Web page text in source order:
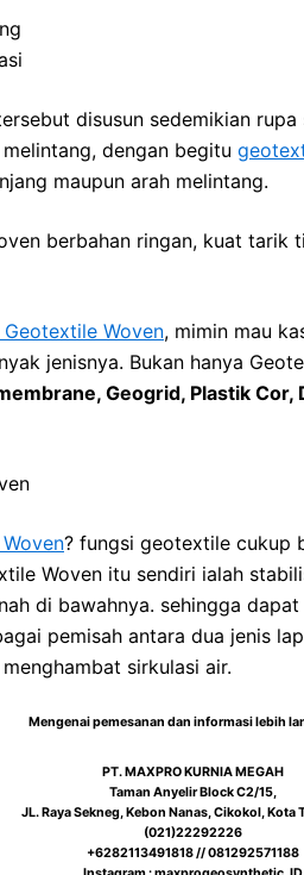
disusun sedemikian
dengan begitu
maupun arah melintang.
berbahan ringan, kuat tarik
Geotextile Woven, mimin mau
jenisnya. Bukan hanya
Geogrid, Plastik Cor,
? fungsi geotextile cukup
Woven itu sendiri ialah
di bawahnya. sehingga
pemisah antara dua jenis
sirkulasi air.
Mengenai pemesanan dan informasi lebih
PT. MAXPRO KURNIA MEGAH
Taman Anyelir Block C2/15,
JL. Raya Sekneg, Kebon Nanas, Cikokol, Kota
(021)22292226
+6282113491818 // 081292571188